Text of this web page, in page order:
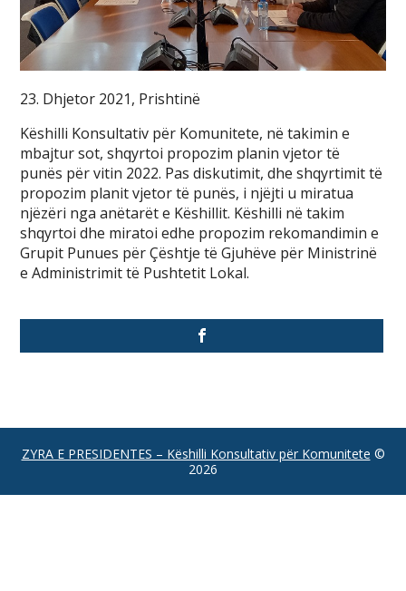
23. Dhjetor 2021, Prishtinë
Këshilli Konsultativ për Komunitete, në takimin e
mbajtur sot, shqyrtoi propozim planin vjetor të
punës për vitin 2022. Pas diskutimit, dhe shqyrtimit të
propozim planit vjetor të punës, i njëjti u miratua
njëzëri nga anëtarët e Këshillit. Këshilli në takim
shqyrtoi dhe miratoi edhe propozim rekomandimin e
Grupit Punues për Çështje të Gjuhëve për Ministrinë
e Administrimit të Pushtetit Lokal.
ZYRA E PRESIDENTES – Këshilli Konsultativ për Komunitete ©
2026